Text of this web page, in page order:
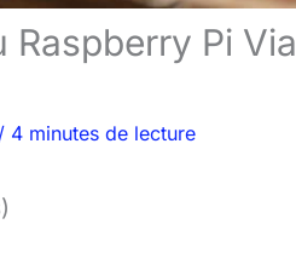
Raspberry Pi
/ 4 minutes de lecture